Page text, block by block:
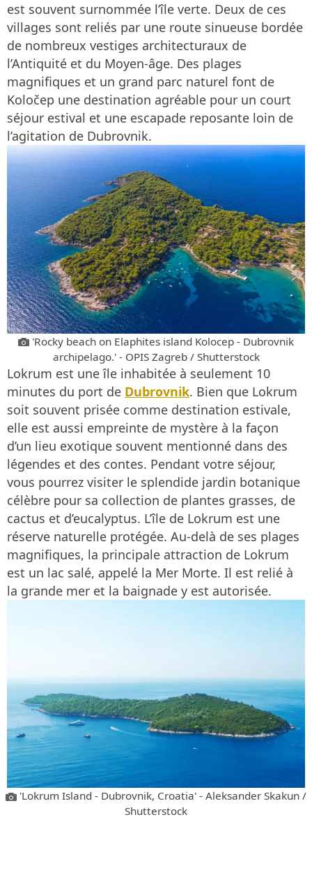
est souvent surnommée l’île verte. Deux de ces
villages sont reliés par une route sinueuse bordée
de nombreux vestiges architecturaux de
l’Antiquité et du Moyen-âge. Des plages
magnifiques et un grand parc naturel font de
Koločep une destination agréable pour un court
séjour estival et une escapade reposante loin de
l’agitation de Dubrovnik.
'Rocky beach on Elaphites island Kolocep - Dubrovnik
archipelago.' - OPIS Zagreb / Shutterstock
Lokrum est une île inhabitée à seulement 10
minutes du port de Dubrovnik. Bien que Lokrum
soit souvent prisée comme destination estivale,
elle est aussi empreinte de mystère à la façon
d’un lieu exotique souvent mentionné dans des
légendes et des contes. Pendant votre séjour,
vous pourrez visiter le splendide jardin botanique
célèbre pour sa collection de plantes grasses, de
cactus et d’eucalyptus. L’île de Lokrum est une
réserve naturelle protégée. Au-delà de ses plages
magnifiques, la principale attraction de Lokrum
est un lac salé, appelé la Mer Morte. Il est relié à
la grande mer et la baignade y est autorisée.
'Lokrum Island - Dubrovnik, Croatia' - Aleksander Skakun /
Shutterstock